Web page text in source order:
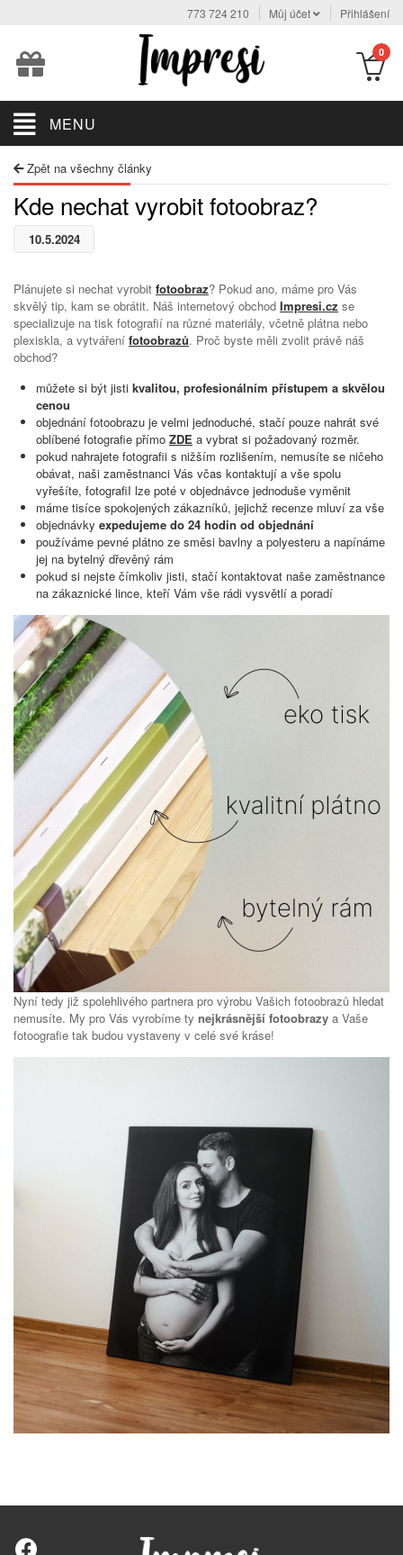
773 724 210 Můj účet Přihlášení
0
MENU
Zpět na všechny články
Kde nechat vyrobit fotoobraz?
10.5.2024
Plánujete si nechat vyrobit fotoobraz? Pokud ano, máme pro Vás
skvělý tip, kam se obrátit. Náš internetový obchod Impresi.cz se
specializuje na tisk fotografií na různé materiály, včetně plátna nebo
plexiskla, a vytváření fotoobrazů. Proč byste měli zvolit právě náš
obchod?
můžete si být jisti kvalitou, profesionálním přístupem a skvělou
cenou
objednání fotoobrazu je velmi jednoduché, stačí pouze nahrát své
oblíbené fotografie přímo ZDE a vybrat si požadovaný rozměr.
pokud nahrajete fotografii s nižším rozlišením, nemusíte se ničeho
obávat, naši zaměstnanci Vás včas kontaktují a vše spolu
vyřešíte, fotografiI lze poté v objednávce jednoduše vyměnit
máme tisíce spokojených zákazníků, jejichž recenze mluví za vše
objednávky expedujeme do 24 hodin od objednání
používáme pevné plátno ze směsi bavlny a polyesteru a napínáme
jej na bytelný dřevěný rám
pokud si nejste čímkoliv jisti, stačí kontaktovat naše zaměstnance
na zákaznické lince, kteří Vám vše rádi vysvětlí a poradí
Nyní tedy již spolehlivého partnera pro výrobu Vašich fotoobrazů hledat
nemusíte. My pro Vás vyrobíme ty nejkrásnější fotoobrazy a Vaše
fotoografie tak budou vystaveny v celé své kráse!